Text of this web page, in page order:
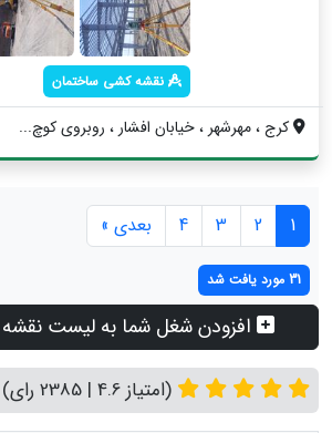
نقشه کشی ساختمان
کرج ، مهرشهر ، خیابان افشار ، روبروی کوچ...
1
2
3
4 بعدی »
31 مورد یافت شد
افزودن شغل شما به لیست
(امتیاز 4.6 | 2385 رای)